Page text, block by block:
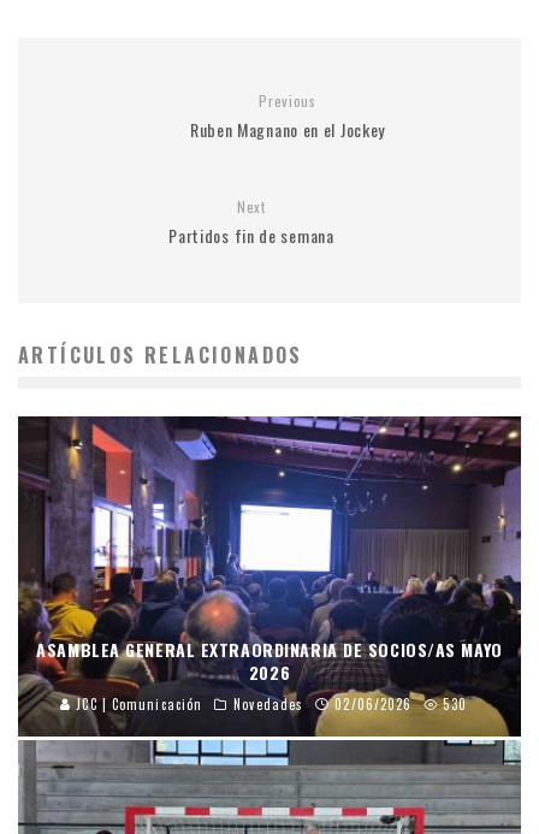
Previous
Ruben Magnano en el Jockey
Next
Partidos fin de semana
ARTÍCULOS RELACIONADOS
ASAMBLEA GENERAL EXTRAORDINARIA DE SOCIOS/AS MAYO
2026
JCC | Comunicación Novedades 02/06/2026 530